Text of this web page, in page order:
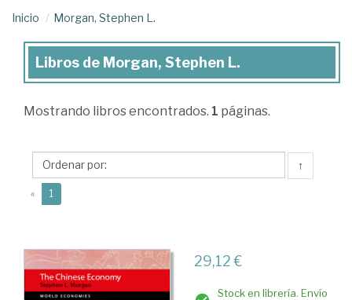
Inicio Morgan, Stephen L.
Libros
Morgan,
Libros de Morgan, Stephen L.
Mostrando libros encontrados. 1 páginas.
↑
« 1
29,12 €
Stock en librería. Envío